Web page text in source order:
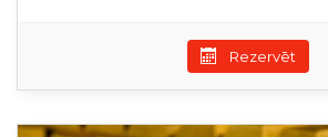
Rezervēt